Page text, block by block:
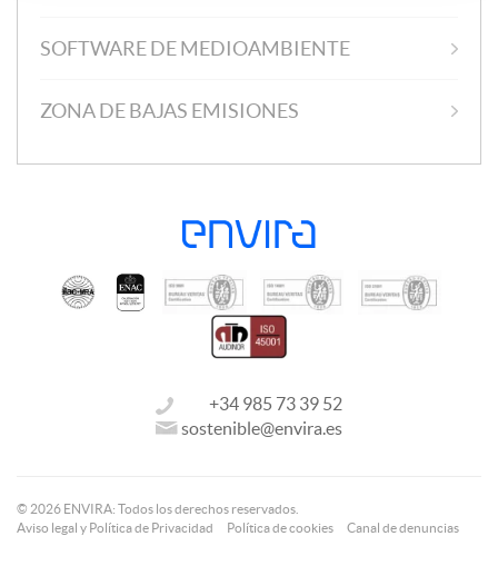
SOFTWARE DE MEDIOAMBIENTE
ZONA DE BAJAS EMISIONES
+34 985 73 39 52
sostenible@envira.es
© 2026 ENVIRA: Todos los derechos reservados.
Aviso legal y Política de Privacidad
Política de cookies Canal de denuncias